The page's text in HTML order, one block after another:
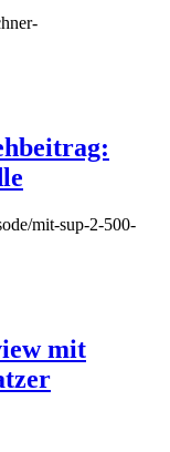
mit-sup-2-500-
mit